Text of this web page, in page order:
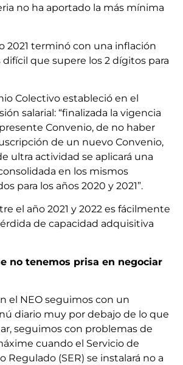
no ha aportado la más mínima
2021 terminó con una inflación
difícil que supere los 2 dígitos para
Colectivo estableció en el
salarial: “finalizada la vigencia
Convenio, de no haber
de un nuevo Convenio,
ultra actividad se aplicará una
en los mismos
para los años 2020 y 2021”.
el año 2021 y 2022 es fácilmente
de capacidad adquisitiva
no tenemos prisa en negociar
el NEO seguimos con un
diario muy por debajo de lo que
seguimos con problemas de
cuando el Servicio de
Regulado (SER) se instalará no a